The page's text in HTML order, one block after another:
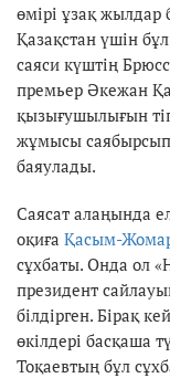
өмірі ұзақ жылдар
Қазақстан үшін
саяси күштің
премьер Әкежан
қызығушылығын
жұмысы саябырсып,
баяулады.
Саясат алаңында
оқиға Қасым-
сұхбаты. Онда ол
президент
білдірген. Бірақ
өкілдері басқаша
Тоқаевтың бұл